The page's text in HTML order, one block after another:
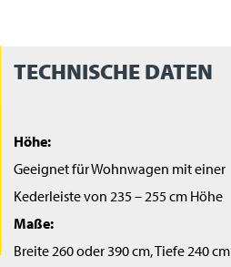
TECHNISCHE DATEN
Höhe:
Geeignet für Wohnwagen mit einer
Kederleiste von 235 – 255 cm Höhe
Maße:
Breite 260 oder 390 cm, Tiefe 240 cm